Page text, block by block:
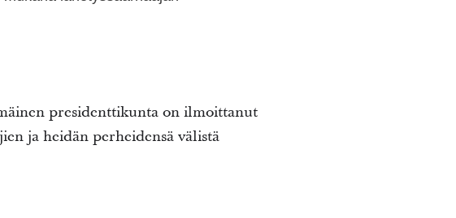
presidenttikunta on ilmoittanut
ja heidän perheidensä välistä